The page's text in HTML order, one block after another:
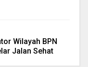
Wilayah BPN
Jalan Sehat